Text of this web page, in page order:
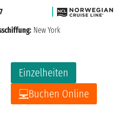
Einzelheiten
Buchen Online
New York